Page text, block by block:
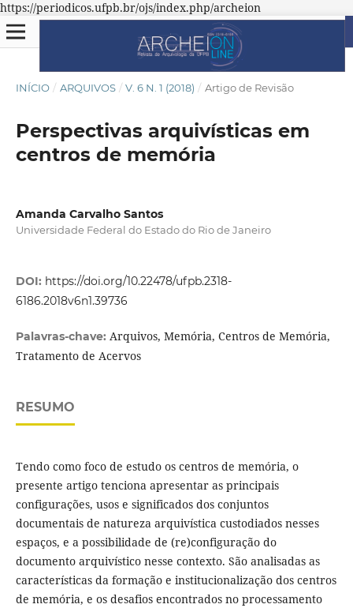
https://periodicos.ufpb.br/ojs/index.php/archeion
INÍCIO / ARQUIVOS / V. 6 N. 1 (2018) / Artigo de Revisão
Perspectivas arquivísticas em
centros de memória
Amanda Carvalho Santos
Universidade Federal do Estado do Rio de Janeiro
DOI: https://doi.org/10.22478/ufpb.2318-
6186.2018v6n1.39736
Palavras-chave: Arquivos, Memória, Centros de Memória,
Tratamento de Acervos
RESUMO
Tendo como foco de estudo os centros de memória, o
presente artigo tenciona apresentar as principais
configurações, usos e significados dos conjuntos
documentais de natureza arquivística custodiados nesses
espaços, e a possibilidade de (re)configuração do
documento arquivístico nesse contexto. São analisadas as
características da formação e institucionalização dos centros
de memória, e os desafios encontrados no processamento